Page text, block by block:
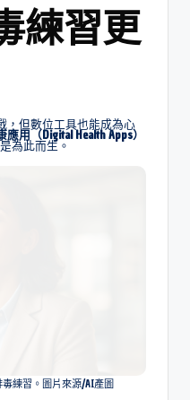
練習更
，但數位工具也能成為心
應用（Digital Health Apps）
為此而生。
練習。圖片來源/AI產圖